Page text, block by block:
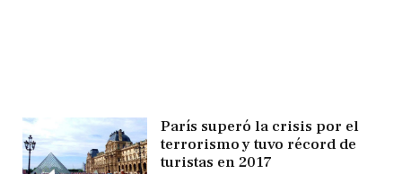
París superó la crisis por el
terrorismo y tuvo récord de
turistas en 2017